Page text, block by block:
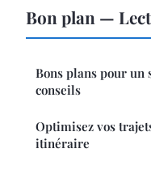
Bon plan —
Bons plans pour un
conseils
Optimisez vos
itinéraire